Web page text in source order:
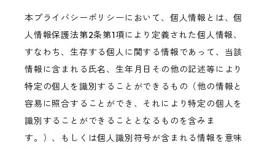
本プライバシーポリシーにおいて、個人情報とは、個
人情報保護法第2条第1項により定義された個人情報、
すなわち、生存する個人に関する情報であって、当該
情報に含まれる氏名、生年月日その他の記述等により
特定の個人を識別することができるもの（他の情報と
容易に照合することができ、それにより特定の個人を
識別することができることとなるものを含みま
す。）、もしくは個人識別符号が含まれる情報を意味